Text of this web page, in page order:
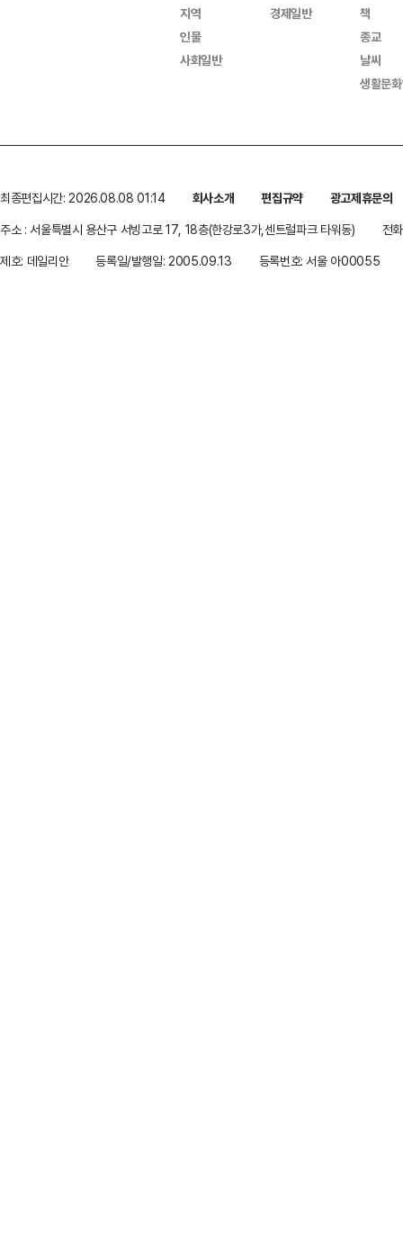
지역
인물
사회일반
경제일반
책
종교
날씨
생활문
최종편집시간: 2026.08.08 01:14 회사소개 편집규약
광고제휴문의
주소 : 서울특별시 용산구 서빙고로 17, 18층(한강로3가,센트럴파크 타워동)
전
제호: 데일리안
등록일/발행일: 2005.09.13 등록번호: 서울 아00055